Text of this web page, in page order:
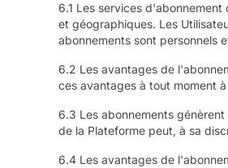
6.1 Les services
et géographiques. Les
abonnements sont personnels
6.2 Les avantages de
ces avantages à tout moment
6.3 Les abonnements
de la Plateforme peut, à sa
6.4 Les avantages de